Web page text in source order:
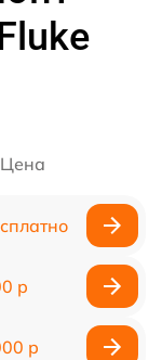
Цена
р
р